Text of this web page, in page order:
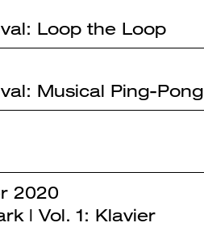
Loop the Loop
Musical Ping-Pong
2020
| Vol. 1: Klavier